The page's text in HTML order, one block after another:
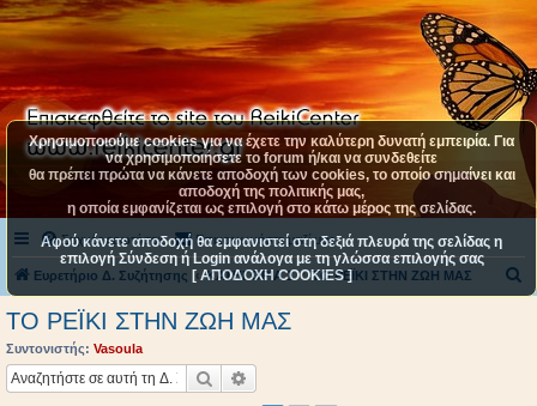
Συχνές ερωτήσεις Επικοινωνήστε μαζί μας
Ευρετήριο Δ. Συζήτησης ΚΑΤΗΓΟΡΙΑ 1 ΤΟ ΡΕΪΚΙ ΣΤΗΝ ΖΩΗ ΜΑΣ
ΤΟ ΡΕΪΚΙ ΣΤΗΝ ΖΩΗ ΜΑΣ
Συντονιστής: Vasoula
Αναζήτηση
Χρησιμοποιούμε cookies για να έχετε την καλύτερη δυνατή εμπειρία. Για
να χρησιμοποιήσετε το forum ή/και να συνδεθείτε
θα πρέπει πρώτα να κάνετε αποδοχή των cookies, το οποίο σημαίνει και
αποδοχή της πολιτικής μας,
η οποία εμφανίζεται ως επιλογή στο κάτω μέρος της σελίδας.
Αφού κάνετε αποδοχή θα εμφανιστεί στη δεξιά πλευρά της σελίδας η
επιλογή Σύνδεση ή Login ανάλογα με τη γλώσσα επιλογής σας
[ ΑΠΟΔΟΧΗ COOKIES ]